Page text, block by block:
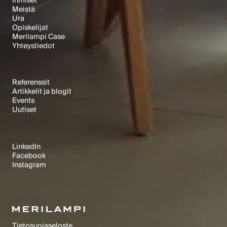
Text Link
Meistä
Text Link
Ura
Text Link
Opiskelijat
Text Link
Merilampi Case
Text Link
Yhteystiedot
Referenssit
Text Link
Artikkelit ja blogit
Text Link
Events
Text Link
Uutiset
LinkedIn
Text Link
Facebook
Text Link
Instagram